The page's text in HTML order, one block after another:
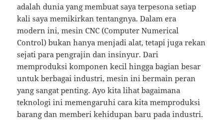
adalah dunia yang membuat saya terpesona setiap
kali saya memikirkan tentangnya. Dalam era
modern ini, mesin CNC (Computer Numerical
Control) bukan hanya menjadi alat, tetapi juga rekan
sejati para pengrajin dan insinyur. Dari
memproduksi komponen kecil hingga bagian besar
untuk berbagai industri, mesin ini bermain peran
yang sangat penting. Ayo kita lihat bagaimana
teknologi ini memengaruhi cara kita memproduksi
barang dan memberi kehidupan baru pada industri.